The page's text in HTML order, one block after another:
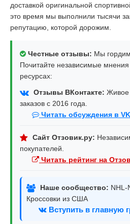
доставкой оригинальной
это время мы выполнили тысячи
репутацию, которой дорожим.
Честные отзывы: Мы
Почитайте независимые
ресурсах:
Отзывы ВКонтакте: Живое
заказов с 2016 года.
Читать обсуждения в VK
Сайт Отзовик.ру:
покупателей.
Читать рейтинг на
Наше сообщество: NHL-
Кроссовки из США
Вступить в главную